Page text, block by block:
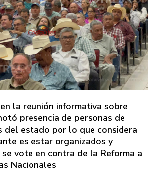
la reunión informativa sobre
presencia de personas de
del estado por lo que considera
es estar organizados y
vote en contra de la Reforma a
Nacionales